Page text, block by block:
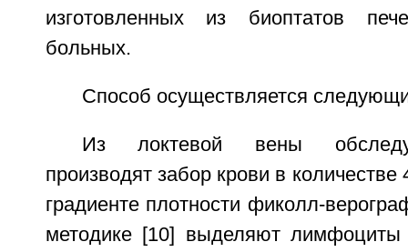
изготовленных из биоптатов
больных.
Способ осуществляется
Из локтевой вены
производят забор крови в
градиенте плотности фиколл-
методике [10] выделяют